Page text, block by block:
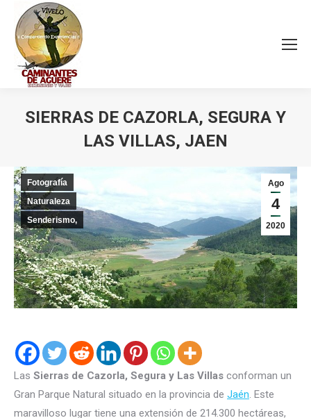
SIERRAS DE CAZORLA, SEGURA Y
LAS VILLAS, JAEN
Ago
4
2020
Fotografía
Naturaleza
Senderismo,
Las Sierras de Cazorla, Segura y Las Villas conforman un
Gran Parque Natural situado en la provincia de Jaén. Este
maravilloso lugar tiene una extensión de 214.300 hectáreas,